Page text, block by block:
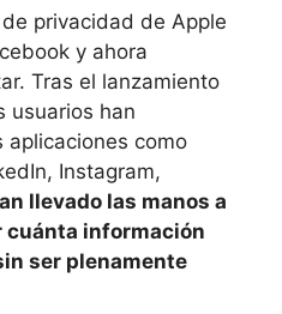
privacidad de Apple
y ahora
Tras el lanzamiento
usuarios han
aplicaciones como
Instagram,
llevado las manos a
cuánta información
ser plenamente